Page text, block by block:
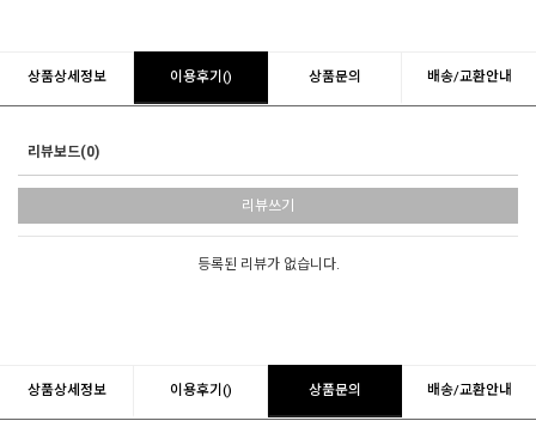
상품상세정보 이용후기() 상품문의 배송/교환안내
리뷰보드(0)
리뷰쓰기
등록된 리뷰가 없습니다.
상품상세정보 이용후기() 상품문의 배송/교환안내